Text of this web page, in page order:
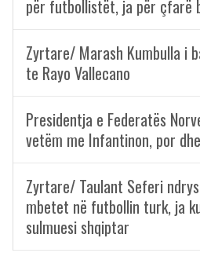
për futbollistët, ja për çfarë
Zyrtare/ Marash Kumbulla i
te Rayo Vallecano
Presidentja e Federatës
vetëm me Infantinon, por
Zyrtare/ Taulant Seferi
mbetet në futbollin turk, ja
sulmuesi shqiptar